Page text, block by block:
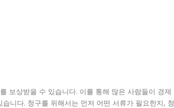
보상받을 수 있습니다. 이를 통해 많은 사람들이 경제
니다. 청구를 위해서는 먼저 어떤 서류가 필요한지, 청